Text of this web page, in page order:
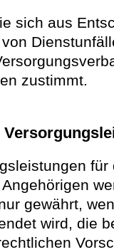
sich aus
zustimmt.
gewährt,
wird, die